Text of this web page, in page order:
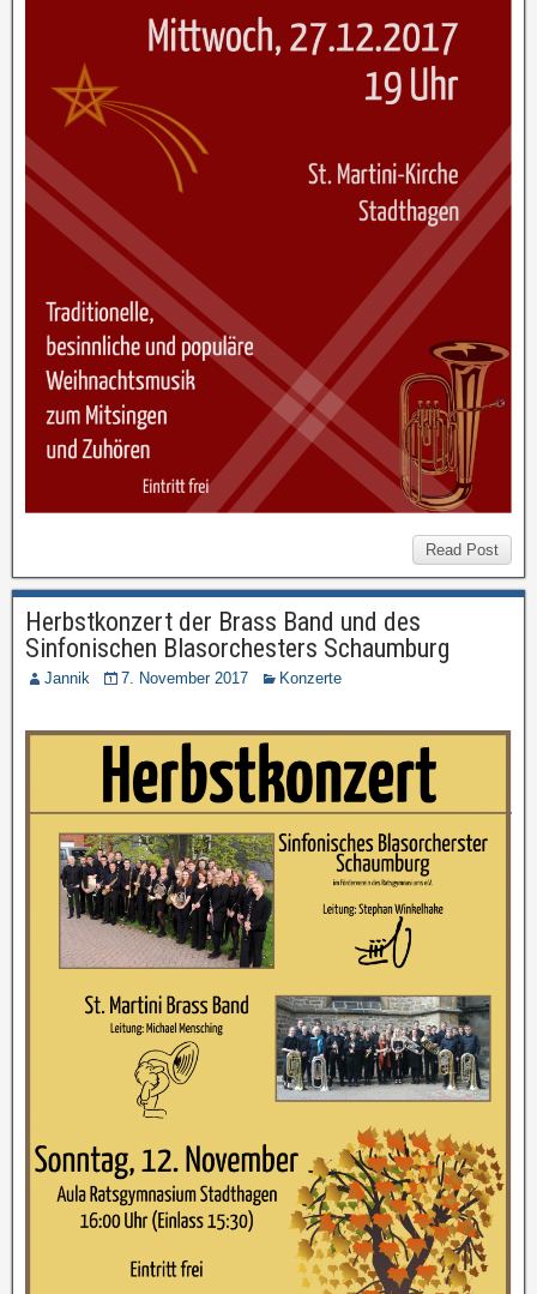
Read Post
Herbstkonzert der Brass Band und des
Sinfonischen Blasorchesters Schaumburg
Jannik 7. November 2017 Konzerte